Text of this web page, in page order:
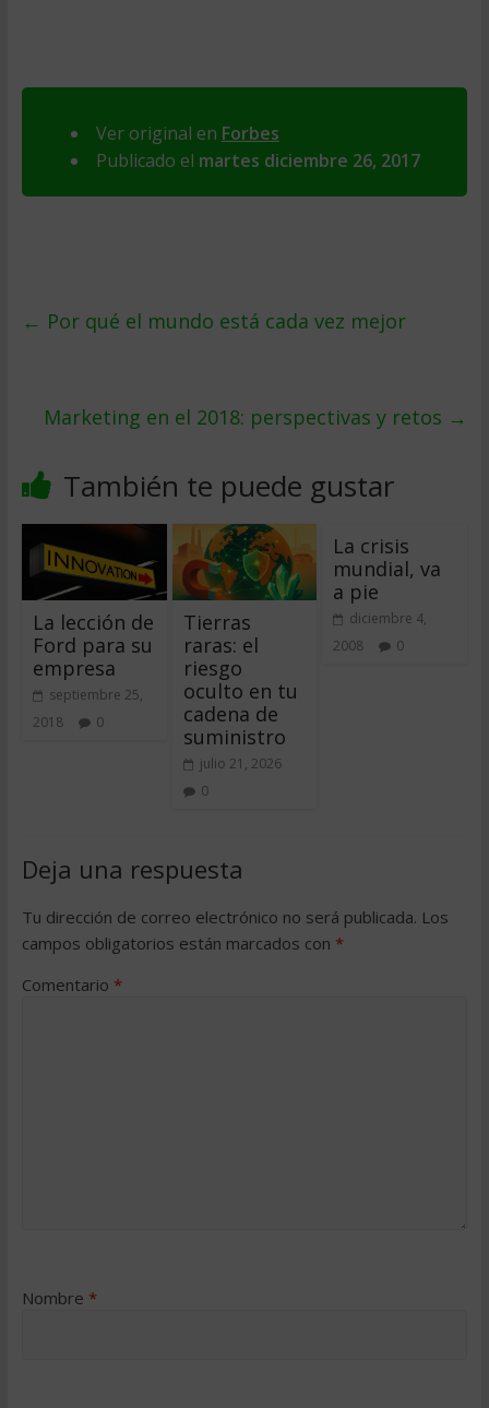
Ver original en Forbes
Publicado el martes diciembre 26, 2017
← Por qué el mundo está cada vez mejor
Marketing en el 2018: perspectivas y retos →
También te puede gustar
La lección de
Ford para su
empresa
septiembre 25,
2018
0
Tierras
raras: el
riesgo
oculto en tu
cadena de
suministro
julio 21, 2026
0
La crisis
mundial, va
a pie
diciembre 4,
2008
0
Deja una respuesta
Tu dirección de correo electrónico no será publicada. Los
campos obligatorios están marcados con *
Comentario *
Nombre *